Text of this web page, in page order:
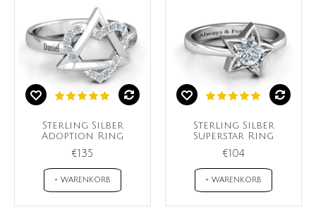
Sterling Silber
Adoption Ring
€135
+ WARENKORB
Sterling Silber
Superstar Ring
€104
+ WARENKORB